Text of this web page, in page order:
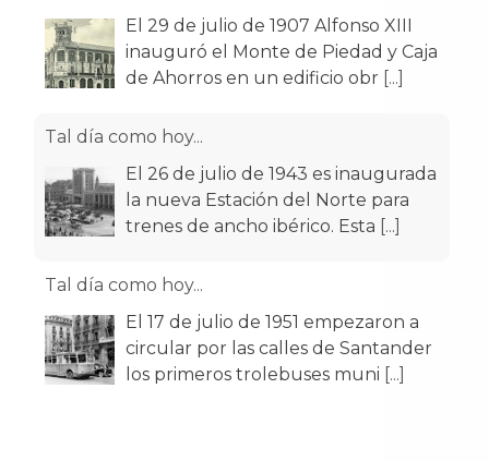
El 29 de julio de 1907 Alfonso XIII
inauguró el Monte de Piedad y Caja
de Ahorros en un edificio obr [...]
Tal día como hoy...
El 26 de julio de 1943 es inaugurada
la nueva Estación del Norte para
trenes de ancho ibérico. Esta [...]
Tal día como hoy...
El 17 de julio de 1951 empezaron a
circular por las calles de Santander
los primeros trolebuses muni [...]